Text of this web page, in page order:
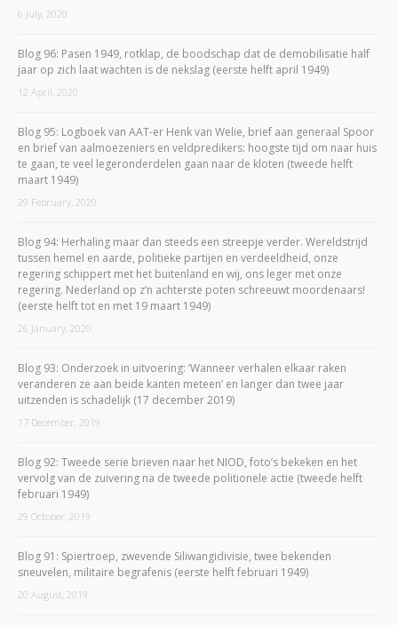
6 July, 2020
Blog 96: Pasen 1949, rotklap, de boodschap dat de demobilisatie half
jaar op zich laat wachten is de nekslag (eerste helft april 1949)
12 April, 2020
Blog 95: Logboek van AAT-er Henk van Welie, brief aan generaal Spoor
en brief van aalmoezeniers en veldpredikers: hoogste tijd om naar huis
te gaan, te veel legeronderdelen gaan naar de kloten (tweede helft
maart 1949)
29 February, 2020
Blog 94: Herhaling maar dan steeds een streepje verder. Wereldstrijd
tussen hemel en aarde, politieke partijen en verdeeldheid, onze
regering schippert met het buitenland en wij, ons leger met onze
regering. Nederland op z’n achterste poten schreeuwt moordenaars!
(eerste helft tot en met 19 maart 1949)
26 January, 2020
Blog 93: Onderzoek in uitvoering: ‘Wanneer verhalen elkaar raken
veranderen ze aan beide kanten meteen’ en langer dan twee jaar
uitzenden is schadelijk (17 december 2019)
17 December, 2019
Blog 92: Tweede serie brieven naar het NIOD, foto’s bekeken en het
vervolg van de zuivering na de tweede politionele actie (tweede helft
februari 1949)
29 October, 2019
Blog 91: Spiertroep, zwevende Siliwangidivisie, twee bekenden
sneuvelen, militaire begrafenis (eerste helft februari 1949)
20 August, 2019